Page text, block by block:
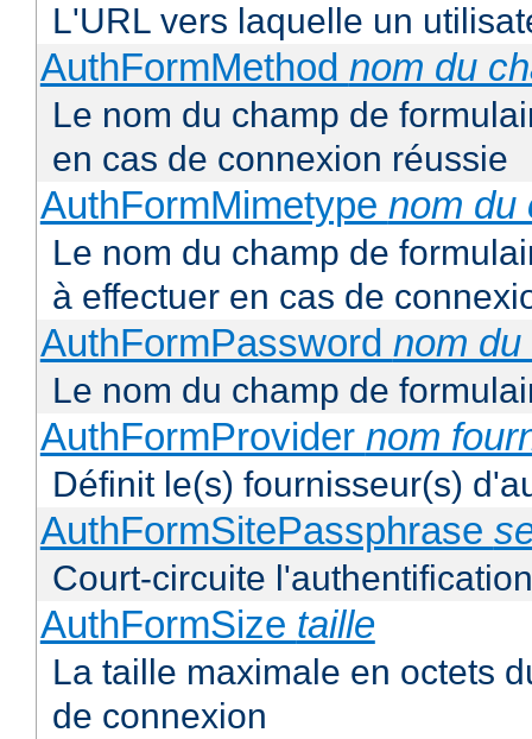
L'URL vers laquelle un
AuthFormMethod nom du
Le nom du champ de
en cas de connexion réussie
AuthFormMimetype nom du
Le nom du champ de
à effectuer en cas de
AuthFormPassword nom
Le nom du champ de
AuthFormProvider nom
Définit le(s) fournisseur(s)
AuthFormSitePassphrase
Court-circuite
AuthFormSize taille
La taille maximale en octets
de connexion